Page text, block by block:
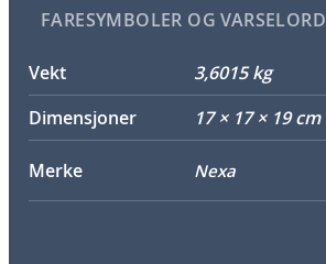
FARESYMBOLER OG VARSELORD
Vekt
3,6015 kg
Dimensjoner
17 × 17 × 19 cm
Merke Nexa